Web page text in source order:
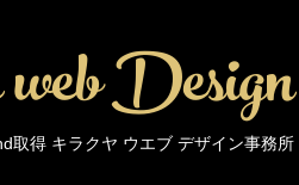
取得 キラクヤ ウエブ デザイン事務所
Design